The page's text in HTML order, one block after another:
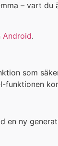
– vart du
Android.
som
funktionen
en ny